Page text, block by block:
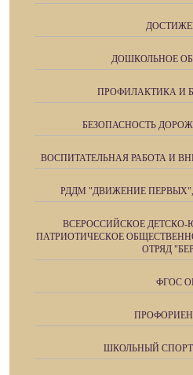
ДОШКОЛЬНОЕ
ПРОФИЛАКТИКА И
БЕЗОПАСНОСТЬ
ВОСПИТАТЕЛЬНАЯ РАБОТА И
РДДМ "ДВИЖЕНИЕ
ВСЕРОССИЙСКОЕ
ПАТРИОТИЧЕСКОЕ
ОТРЯД
ФГОС
ШКОЛЬНЫЙ